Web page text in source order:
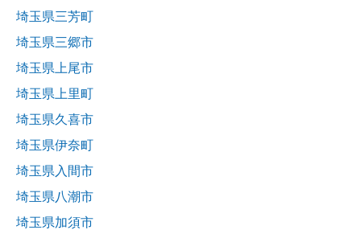
埼玉県三芳町
埼玉県三郷市
埼玉県上尾市
埼玉県上里町
埼玉県久喜市
埼玉県伊奈町
埼玉県入間市
埼玉県八潮市
埼玉県加須市